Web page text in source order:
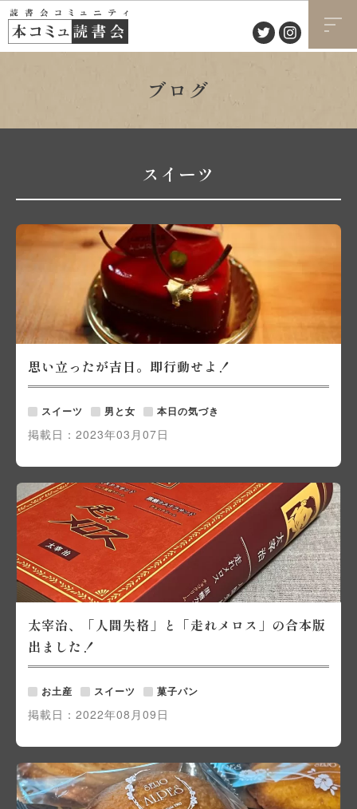
ブログ
スイーツ
思い立ったが吉日。即行動せよ！
スイーツ 男と女 本日の気づき
掲載日： 2023年03月07日
太宰治、「人間失格」と「走れメロス」の合本版
出ました！
お土産 スイーツ 菓子パン
掲載日： 2022年08月09日